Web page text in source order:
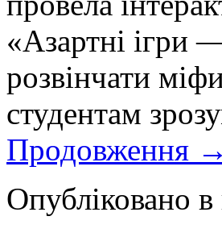
«Азартні ігри
розвінчати
студентам
Продовження →
Опубліковано в